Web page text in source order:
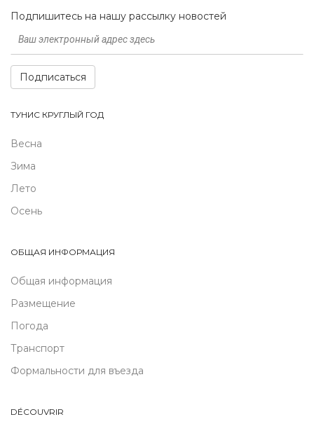
Подпишитесь на нашу рассылку новостей
Подписаться
ТУНИС КРУГЛЫЙ ГОД
Весна
Зима
Лето
Осень
ОБЩАЯ ИНФОРМАЦИЯ
Общая информация
Размещение
Погода
Транспорт
Формальности для въезда
DÉCOUVRIR